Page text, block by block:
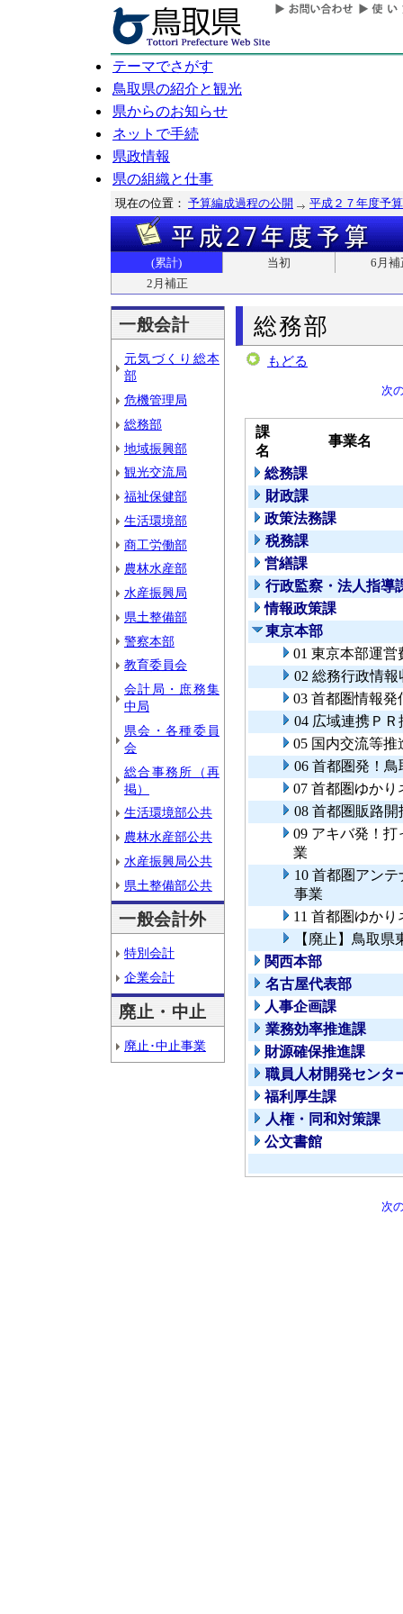
テーマでさがす
鳥取県の紹介と観光
県からのお知らせ
ネットで手続
県政情報
県の組織と仕事
現在の位置： 予算編成過程の公開 平成２７年度予算
(累計) 当初
6月補
2月補正
一般会計
元気づくり総本
部
危機管理局
総務部
地域振興部
観光交流局
福祉保健部
生活環境部
商工労働部
農林水産部
水産振興局
県土整備部
警察本部
教育委員会
会計局・庶務集
中局
県会・各種委員
会
総合事務所（再
掲）
生活環境部公共
農林水産部公共
水産振興局公共
県土整備部公共
一般会計外
特別会計
企業会計
廃止・中止
廃止･中止事業
総務部
もどる
次
課
名
事業名
総務課
財政課
政策法務課
税務課
営繕課
行政監察・法人指導
情報政策課
東京本部
01 東京本部運営
02 総務行政情
03 首都圏情報発
04 広域連携ＰＲ
05 国内交流等推
06 首都圏発！
07 首都圏ゆか
08 首都圏販路
09 アキバ発！
業
10 首都圏アン
事業
11 首都圏ゆか
【廃止】鳥取
関西本部
名古屋代表部
人事企画課
業務効率推進課
財源確保推進課
職員人材開発センタ
福利厚生課
人権・同和対策課
公文書館
次